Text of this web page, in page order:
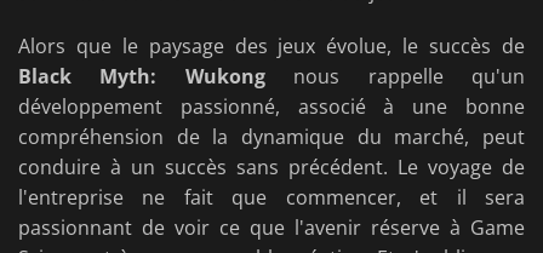
Alors que le paysage des jeux évolue, le succès de
Black Myth: Wukongnous rappelle qu'un
développement passionné, associé à une bonne
compréhension de la dynamique du marché, peut
conduire à un succès sans précédent. Le voyage de
l'entreprise ne fait que commencer, et il sera
passionnant de voir ce que l'avenir réserve à Game